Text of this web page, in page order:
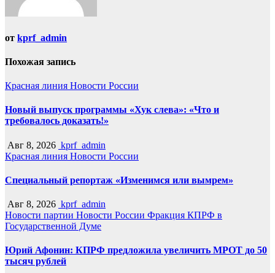
от kprf_admin
Похожая запись
Красная линия Новости России
Новый выпуск программы «Хук слева»: «Что и
требовалось доказать!»
Авг 8, 2026 kprf_admin
Красная линия Новости России
Специальный репортаж «Изменимся или вымрем»
Авг 8, 2026 kprf_admin
Новости партии Новости России Фракция КПРФ в
Государственной Думе
Юрий Афонин: КПРФ предложила увеличить МРОТ до 50
тысяч рублей